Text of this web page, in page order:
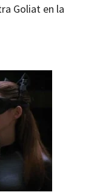
Goliat en la